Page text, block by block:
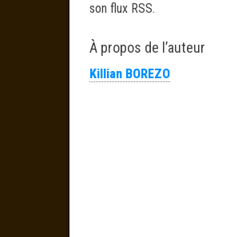
son flux RSS.
À propos de l’auteur
Killian BOREZO